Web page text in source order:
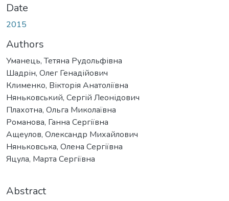
Date
2015
Authors
Уманець, Тетяна Рудольфівна
Шадрін, Олег Генадійович
Клименко, Вікторія Анатоліївна
Няньковський, Сергій Леонідович
Плахотна, Ольга Миколаївна
Романова, Ганна Сергіївна
Ащеулов, Олександр Михайлович
Няньковська, Олена Сергіївна
Яцула, Марта Сергіївна
Abstract